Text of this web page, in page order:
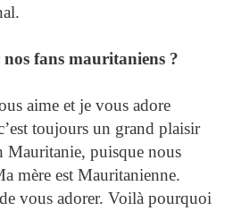
fans mauritaniens ?
aime et je vous adore
toujours un grand plaisir
Mauritanie, puisque nous
mère est Mauritanienne.
vous adorer. Voilà pourquoi